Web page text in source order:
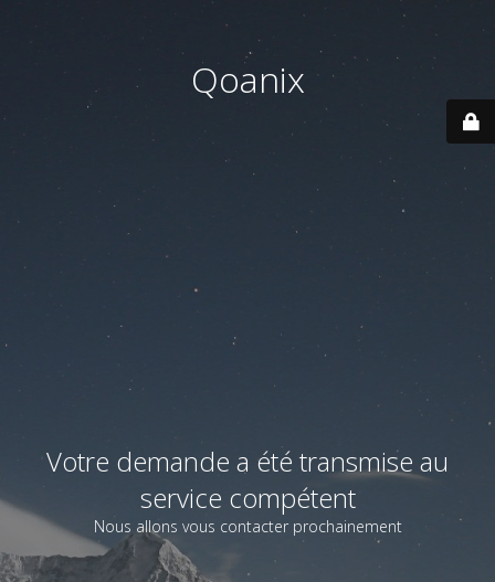
Qoanix
Votre demande a été transmise au
service compétent
Nous allons vous contacter prochainement